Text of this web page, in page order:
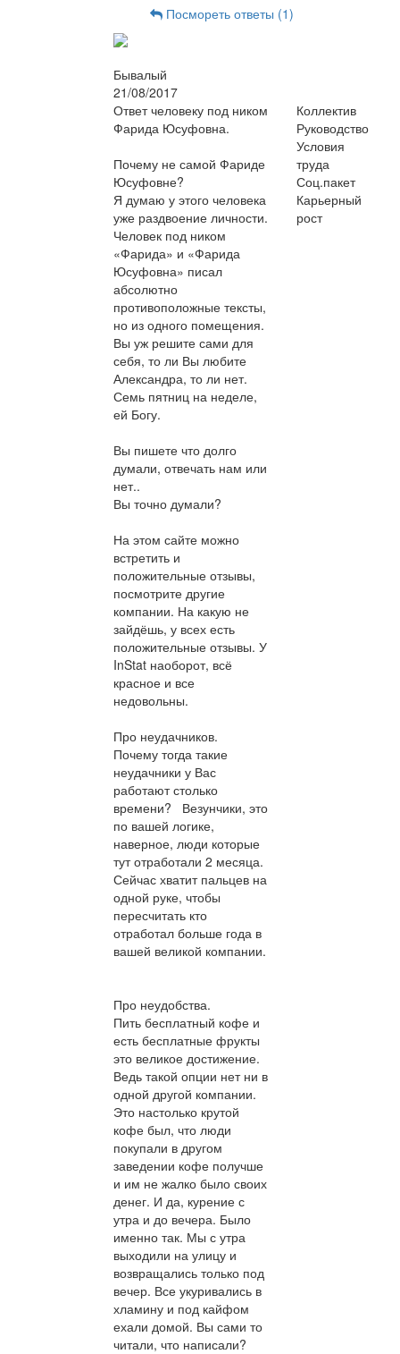
Посмореть ответы (1)
Бывалый
21/08/2017
Ответ человеку под ником
Фарида Юсуфовна.
Почему не самой Фариде
Юсуфовне?
Я думаю у этого человека
уже раздвоение личности.
Человек под ником
«Фарида» и «Фарида
Юсуфовна» писал
абсолютно
противоположные тексты,
но из одного помещения.
Вы уж решите сами для
себя, то ли Вы любите
Александра, то ли нет.
Семь пятниц на неделе,
ей Богу.
Вы пишете что долго
думали, отвечать нам или
нет..
Вы точно думали?
На этом сайте можно
встретить и
положительные отзывы,
посмотрите другие
компании. На какую не
зайдёшь, у всех есть
положительные отзывы. У
InStat наоборот, всё
красное и все
недовольны.
Про неудачников.
Почему тогда такие
неудачники у Вас
работают столько
времени? Везунчики, это
по вашей логике,
наверное, люди которые
тут отработали 2 месяца.
Сейчас хватит пальцев на
одной руке, чтобы
пересчитать кто
отработал больше года в
вашей великой компании.
Про неудобства.
Пить бесплатный кофе и
есть бесплатные фрукты
это великое достижение.
Ведь такой опции нет ни в
одной другой компании.
Это настолько крутой
кофе был, что люди
покупали в другом
заведении кофе получше
и им не жалко было своих
денег. И да, курение с
утра и до вечера. Было
именно так. Мы с утра
выходили на улицу и
возвращались только под
вечер. Все укуривались в
хламину и под кайфом
ехали домой. Вы сами то
читали, что написали?
Коллектив
Руководство
Условия
труда
Соц.пакет
Карьерный
рост